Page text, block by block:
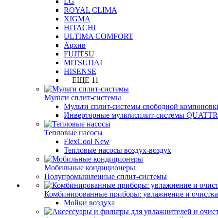
ROYAL CLIMA
XIGMA
HITACHI
ULTIMA COMFORT
Архив
FUJITSU
MITSUDAI
HISENSE
+ ЕЩЕ 11
Мульти сплит-системы
Мульти сплит-системы свободной
Инверторные мультисплит-системы
Тепловые насосы
FlexCool New
Тепловые насосы воздух-воздух
Мобильные кондиционеры
Полупромышленные сплит-системы
Комбинированные приборы: увлажнение и очистка
Мойки воздуха